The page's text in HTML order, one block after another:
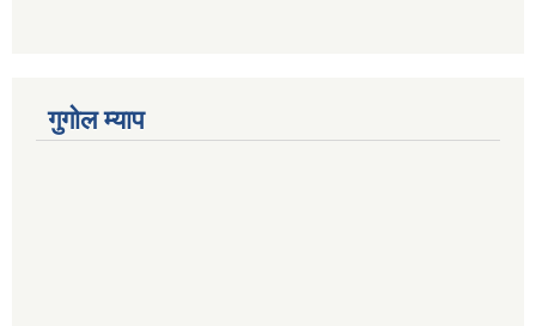
गुगोल म्याप